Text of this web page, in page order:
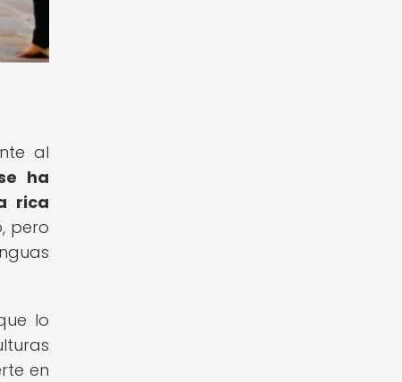
al
ha
rica
pero
lo
en